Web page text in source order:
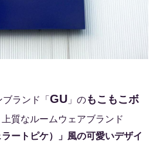
ランド「 GU 」のもこもこボ
上質なルームウェアブランド
ートピケ）」風の可愛いデザイ